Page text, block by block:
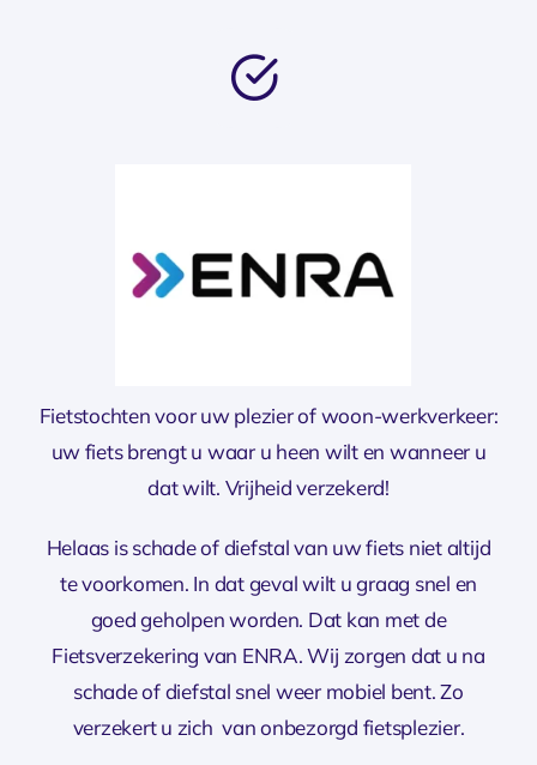
Fietstochten voor uw plezier of woon-werkverkeer:
uw fiets brengt u waar u heen wilt en wanneer u
dat wilt. Vrijheid verzekerd!
Helaas is schade of diefstal van uw fiets niet altijd
te voorkomen. In dat geval wilt u graag snel en
goed geholpen worden. Dat kan met de
Fietsverzekering van ENRA. Wij zorgen dat u na
schade of diefstal snel weer mobiel bent. Zo
verzekert u zich van onbezorgd fietsplezier.